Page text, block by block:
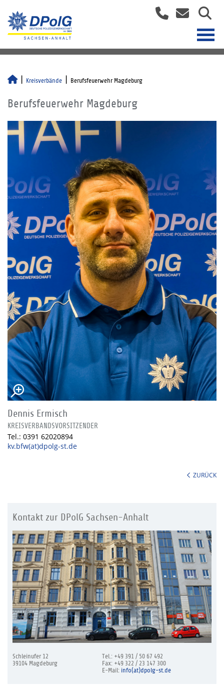
Kreisverbände Berufsfeuerwehr Magdeburg
Berufsfeuerwehr Magdeburg
Dennis Ermisch
KREISVERBANDSVORSITZENDER
Tel.: 0391 62020894
kv.bfw(at)dpolg-st.de
ZURÜCK
Kontakt zur DPolG Sachsen-Anhalt
Schleinufer 12
39104 Magdeburg
Tel.: +49 391 / 50 67 492
Fax: +49 322 / 23 147 300
E-Mail: info(at)dpolg-st.de